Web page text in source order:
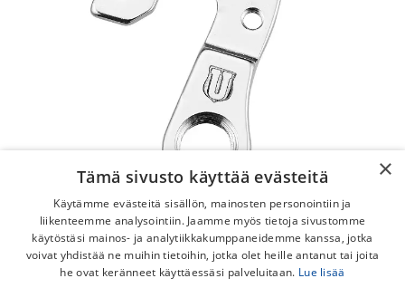
Marwi GH-289 Takavaihtajan Korvake
×
Tämä sivusto käyttää evästeitä
Käytämme evästeitä sisällön, mainosten personointiin ja
liikenteemme analysointiin. Jaamme myös tietoja sivustomme
käytöstäsi mainos- ja analytiikkakumppaneidemme kanssa, jotka
voivat yhdistää ne muihin tietoihin, jotka olet heille antanut tai joita
he ovat keränneet käyttäessäsi palveluitaan. Lue lisää